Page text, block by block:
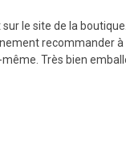
sur le site de la
recommander
Très bien